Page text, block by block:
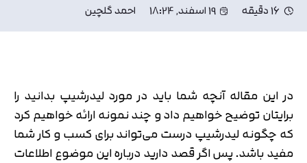
16 دقیقه 19 اسفند, 18:24 احمد گلچین
در این مقاله آنچه شما باید در مورد لیدرشیپ بدانید را
برایتان توضیح خواهیم داد و چند نمونه ارائه خواهیم کرد
که چگونه لیدرشیپ درست می‌تواند برای کسب و کار شما
مفید باشد. پس اگر قصد دارید درباره این موضوع اطلاعات